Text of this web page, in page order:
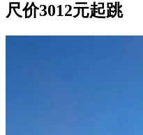
尺价3012元起跳